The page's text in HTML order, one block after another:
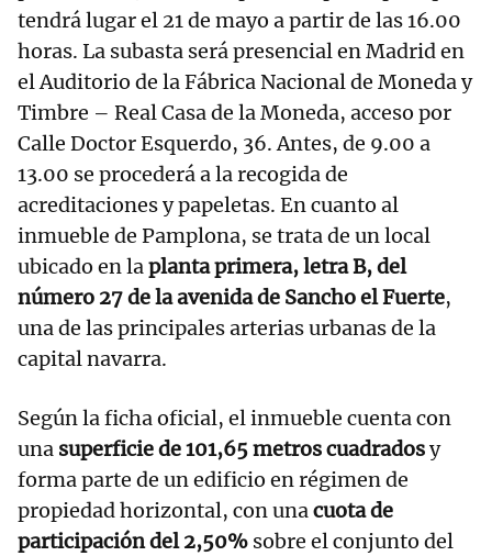
tendrá lugar el 21 de mayo a partir de las 16.00
horas. La subasta será presencial en Madrid en
el Auditorio de la Fábrica Nacional de Moneda y
Timbre – Real Casa de la Moneda, acceso por
Calle Doctor Esquerdo, 36. Antes, de 9.00 a
13.00 se procederá a la recogida de
acreditaciones y papeletas. En cuanto al
inmueble de Pamplona, se trata de un local
ubicado en laplanta primera, letra B, del
número 27 de la avenida de Sancho el Fuerte,
una de las principales arterias urbanas de la
capital navarra.
Según la ficha oficial, el inmueble cuenta con
una superficie de 101,65 metros cuadradosy
forma parte de un edificio en régimen de
propiedad horizontal, con unacuota de
participación del 2,50% sobre el conjunto del